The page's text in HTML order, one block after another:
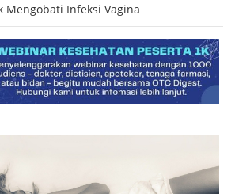
Mengobati Infeksi Vagina